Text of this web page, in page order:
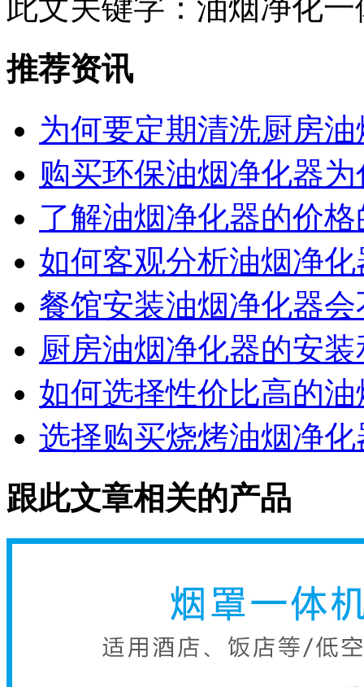
此文关键字： 油烟净化一
推荐资讯
为何要定期清洗厨房
购买环保油烟净化器
了解油烟净化器的价
如何客观分析油烟净
餐馆安装油烟净化器
厨房油烟净化器的安
如何选择性价比高的
选择购买烧烤油烟净
跟此文章相关的产品